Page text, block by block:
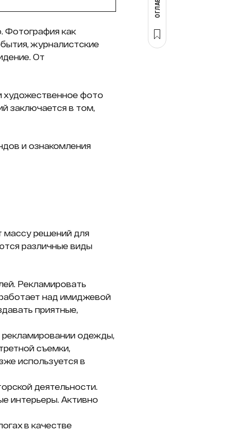
Фотография как
журналистские
От
художественное фото
заключается в том,
и ознакомления
массу решений для
различные виды
Рекламировать
над имиджевой
приятные,
одежды,
съемки,
используется в
деятельности.
интерьеры. Активно
в качестве